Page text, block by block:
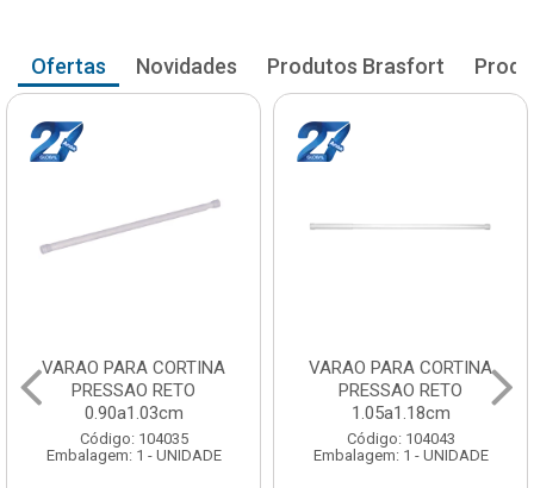
Ofertas Novidades Produtos Brasfort
VARAO PARA CORTINA
PRESSAO RETO
0.90a1.03cm
Código: 104035
Embalagem: 1 - UNIDADE
VARAO PARA CORTINA
PRESSAO RETO
1.05a1.18cm
Código: 104043
Embalagem: 1 - UNIDADE